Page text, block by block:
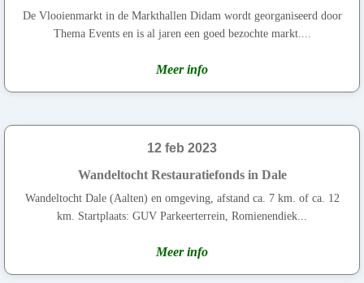
De Vlooienmarkt in de Markthallen Didam wordt georganiseerd door
Thema Events en is al jaren een goed bezochte markt....
Meer info
12 feb 2023
Wandeltocht Restauratiefonds in Dale
Wandeltocht Dale (Aalten) en omgeving, afstand ca. 7 km. of ca. 12
km. Startplaats: GUV Parkeerterrein, Romienendiek...
Meer info